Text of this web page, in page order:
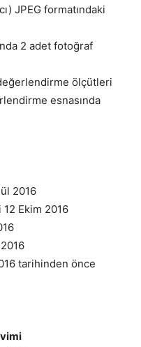
JPEG formatındaki
2 adet fotoğraf
ölçütleri
esnasında
2016
Ekim 2016
tarihinden önce